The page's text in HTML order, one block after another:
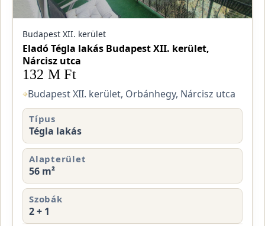
Budapest XII. kerület
Eladó Tégla lakás Budapest XII. kerület,
Nárcisz utca
132 M Ft
⌖Budapest XII. kerület, Orbánhegy, Nárcisz utca
Típus
Tégla lakás
Alapterület
56 m²
Szobák
2 + 1